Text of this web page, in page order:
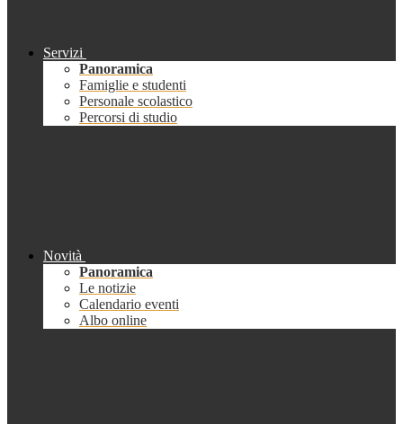
Servizi
Panoramica
Famiglie e studenti
Personale scolastico
Percorsi di studio
Novità
Panoramica
Le notizie
Calendario eventi
Albo online